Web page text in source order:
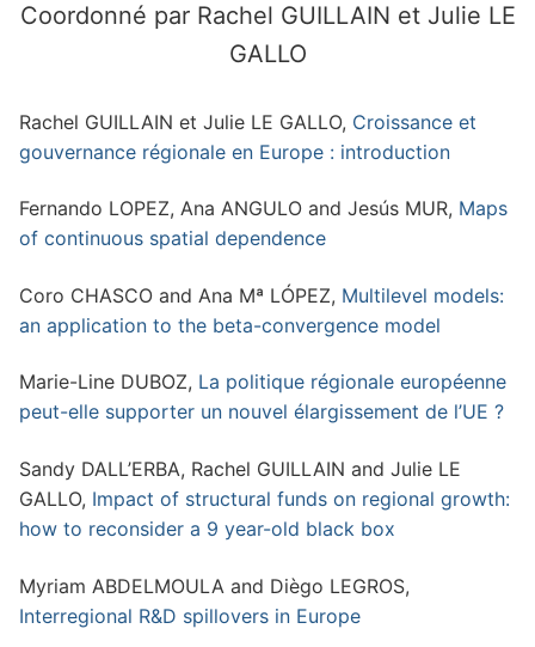
Coordonné par Rachel GUILLAIN et Julie LE
GALLO
Rachel GUILLAIN et Julie LE GALLO, Croissance et
gouvernance régionale en Europe : introduction
Fernando LOPEZ, Ana ANGULO and Jesús MUR, Maps
of continuous spatial dependence
Coro CHASCO and Ana Mª LÓPEZ, Multilevel models:
an application to the beta-convergence model
Marie-Line DUBOZ, La politique régionale européenne
peut-elle supporter un nouvel élargissement de l’UE ?
Sandy DALL’ERBA, Rachel GUILLAIN and Julie LE
GALLO, Impact of structural funds on regional growth:
how to reconsider a 9 year-old black box
Myriam ABDELMOULA and Diègo LEGROS,
Interregional R&D spillovers in Europe